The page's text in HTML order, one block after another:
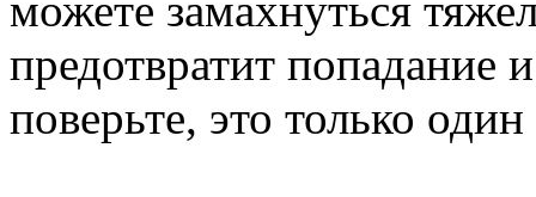
предотвратит попадание
поверьте, это только